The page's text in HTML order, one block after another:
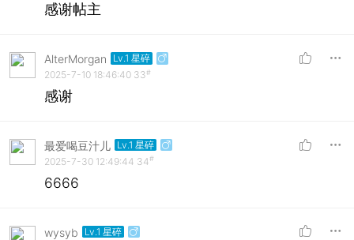
感谢帖主
AlterMorgan
Lv.1 星碎
2025-7-10 18:46:40 33#
感谢
最爱喝豆汁儿 Lv.1 星碎
2025-7-30 12:49:44 34#
6666
wysyb
Lv.1 星碎